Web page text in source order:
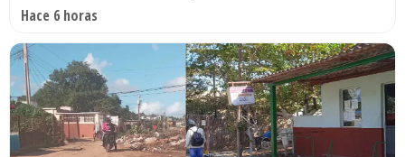
Hace 6 horas